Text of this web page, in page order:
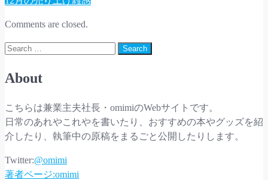
108
navigation
Comments are closed.
Search
About
こちらは兼業主夫社長・omimiのWebサイトです。
日常のあれやこれやを書いたり、おすすめの本やグッズを紹
介したり、執筆中の原稿をまるごと公開したりします。
Twitter:@omimi
著者ページ:omimi